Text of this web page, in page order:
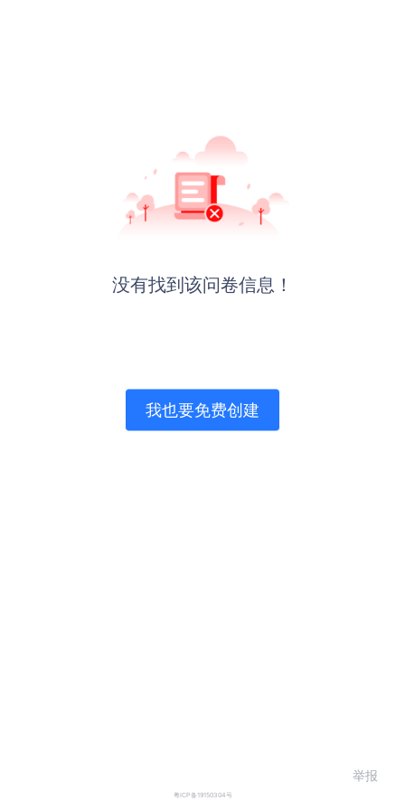
没有找到该问卷信息！
我也要免费创建
粤ICP备19150304号
举报